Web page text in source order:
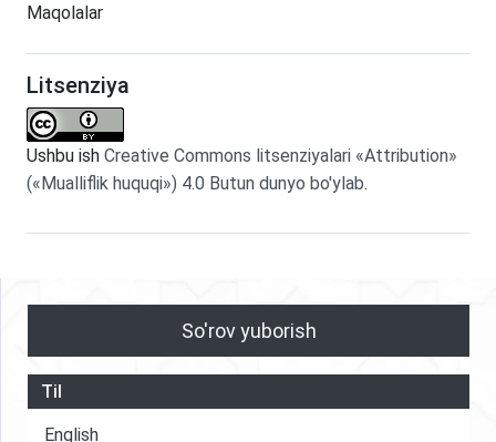
Maqolalar
Litsenziya
Ushbu ish Creative Commons litsenziyalari «Attribution»
(«Mualliflik huquqi») 4.0 Butun dunyo bo'ylab.
So'rov yuborish
Til
English